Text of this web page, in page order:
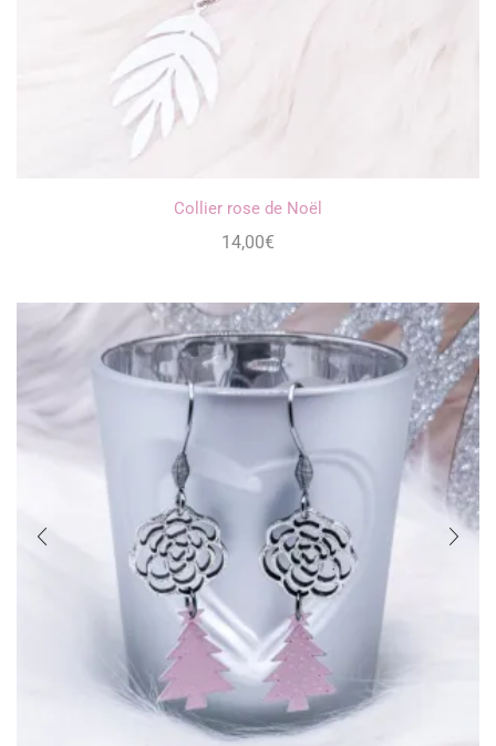
Collier rose de Noël
14,00€